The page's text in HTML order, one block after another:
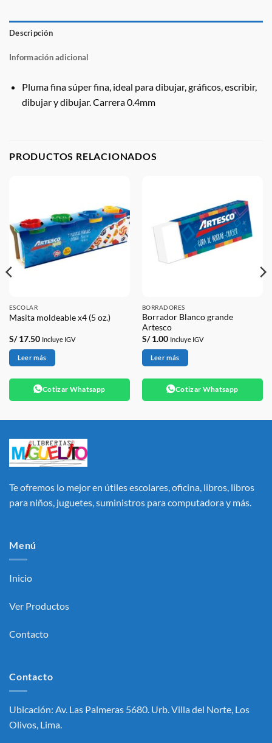
Descripción
Información adicional
Pluma fina súper fina, ideal para dibujar, gráficos, escribir,
dibujar y dibujar. Carrera 0.4mm
PRODUCTOS RELACIONADOS
ESCOLAR
Masita moldeable x4 (5 oz.)
S/17.50 Incluye IGV
Leer más
Cotizar Whatsapp
BORRADORES
Borrador Blanco grande
Artesco
S/1.00 Incluye IGV
Leer más
Cotizar Whatsapp
Te ofremos lo mejor en útiles escolares, oficina, libros, libros
para niños, juguetes, suministros para computadora y más.
Menú
Inicio
Ver Productos
Contacto
Contacto
Ubicación: Av. Las Palmeras 5680. Urb. Villa del Norte, Los
Olivos, Lima.